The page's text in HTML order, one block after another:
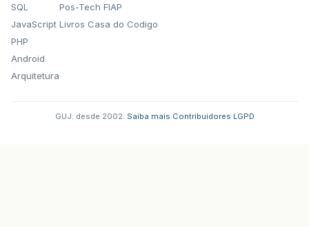
SQL
JavaScript
PHP
Android
Arquitetura
Pos-Tech FIAP
Livros Casa do Codigo
GUJ: desde 2002. Saiba mais Contribuidores LGPD